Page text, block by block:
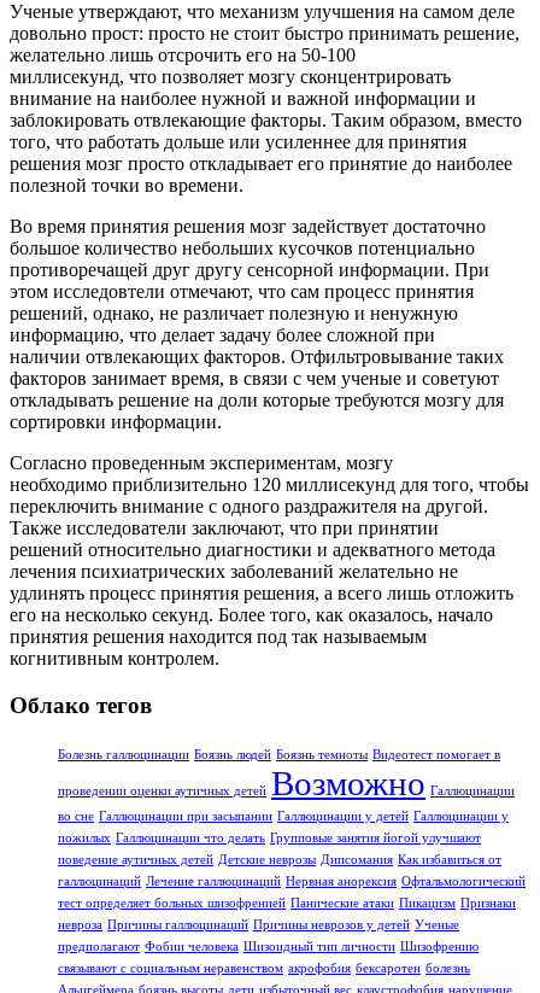
Ученые утверждают, что механизм улучшения на самом деле
довольно прост: просто не стоит быстро принимать решение,
желательно лишь отсрочить его на 50-100
миллисекунд, что позволяет мозгу сконцентрировать
внимание на наиболее нужной и важной информации и
заблокировать отвлекающие факторы. Таким образом, вместо
того, что работать дольше или усиленнее для принятия
решения мозг просто откладывает его принятие до наиболее
полезной точки во времени.
Во время принятия решения мозг задействует достаточно
большое количество небольших кусочков потенциально
противоречащей друг другу сенсорной информации. При
этом исследовтели отмечают, что сам процесс принятия
решений, однако, не различает полезную и ненужную
информацию, что делает задачу более сложной при
наличии отвлекающих факторов. Отфильтровывание таких
факторов занимает время, в связи с чем ученые и советуют
откладывать решение на доли которые требуются мозгу для
сортировки информации.
Согласно проведенным экспериментам, мозгу
необходимо приблизительно 120 миллисекунд для того, чтобы
переключить внимание с одного раздражителя на другой.
Также исследователи заключают, что при принятии
решений относительно диагностики и адекватного метода
лечения психиатрических заболеваний желательно не
удлинять процесс принятия решения, а всего лишь отложить
его на несколько секунд. Более тoго, как оказалось, начало
принятия решения находится под так называемым
когнитивным контролем.
Облако тегов
Болезнь галлюцинации Боязнь людей Боязнь темноты Видеотест помогает в
проведении оценки аутичных детей Возможно Галлюцинации
во сне Галлюцинации при засыпании Галлюцинации у детей Галлюцинации у
пожилых Галлюцинации что делать Групповые занятия йогой улучшают
поведение аутичных детей Детские неврозы Дипсомания Как избавиться от
галлюцинаций Лечение галлюцинаций Нервная анорексия Офтальмологический
тест определяет больных шизофренией Панические атаки Пикацизм Признаки
невроза Причины галлюцинаций Причины неврозов у детей Ученые
предполагают Фобии человека Шизоидный тип личности Шизофрению
связывают с социальным неравенством акрофобия бексаротен болезнь
Альцгеймера боязнь высоты дети избыточный вес клаустрофобия нарушение